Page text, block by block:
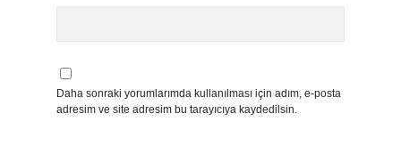
Daha sonraki yorumlarımda kullanılması için adım, e-posta
adresim ve site adresim bu tarayıcıya kaydedilsin.